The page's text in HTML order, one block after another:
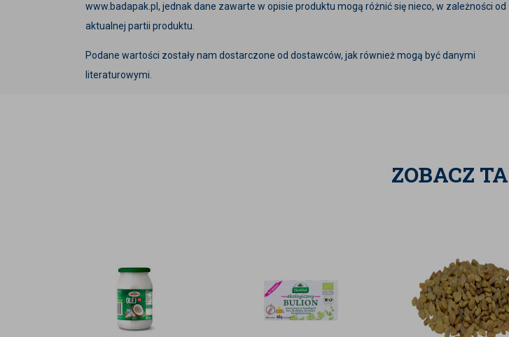
www.badapak.pl, jednak dane zawarte w opisie produktu mogą różnić się nieco, w zależności od
aktualnej partii produktu.
Podane wartości zostały nam dostarczone od dostawców, jak również mogą być danymi
literaturowymi.
ZOBACZ